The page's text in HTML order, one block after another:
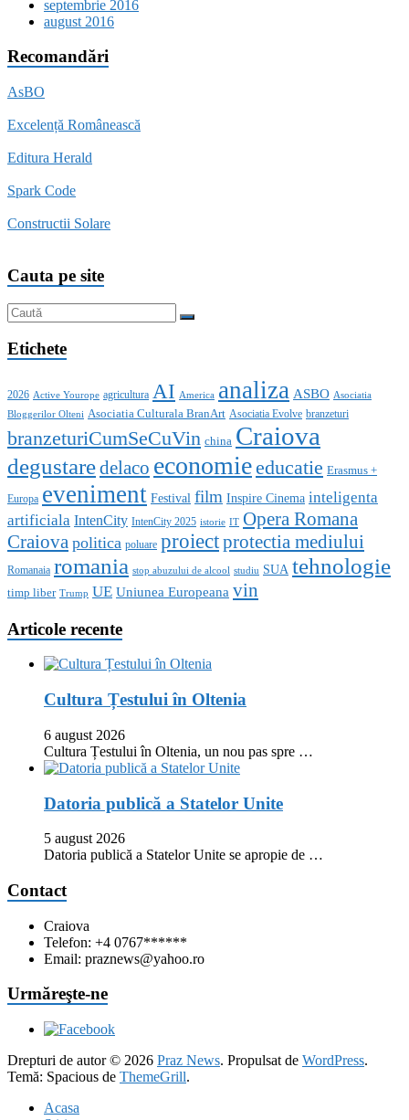
septembrie 2016
august 2016
Recomandări
AsBO
Excelență Românească
Editura Herald
Spark Code
Constructii Solare
Cauta pe site
Etichete
2026 Active Yourope agricultura AI America analiza ASBO Asociatia
Bloggerilor Olteni Asociatia Culturala BranArt Asociatia Evolve branzeturi
branzeturiCumSeCuVin china Craiova
degustaredelaco economieeducatie Erasmus +
Europa eveniment Festival film Inspire Cinema inteligenta
artificiala IntenCity IntenCity 2025 istorie IT Opera Romana
Craiova politica poluare proiectprotectia mediului
Romanaia romania stop abuzului de alcool studiu SUA tehnologie
timp liber Trump UE Uniunea Europeana vin
Articole recente
Cultura Țestului în Oltenia
6 august 2026
Cultura Țestului în Oltenia, un nou pas spre …
Datoria publică a Statelor Unite
5 august 2026
Datoria publică a Statelor Unite se apropie de …
Contact
Craiova
Telefon: +4 0767******
Email: praznews@yahoo.ro
Urmăreşte-ne
Drepturi de autor © 2026 Praz News. Propulsat de WordPress.
Temă: Spacious de ThemeGrill.
Acasa